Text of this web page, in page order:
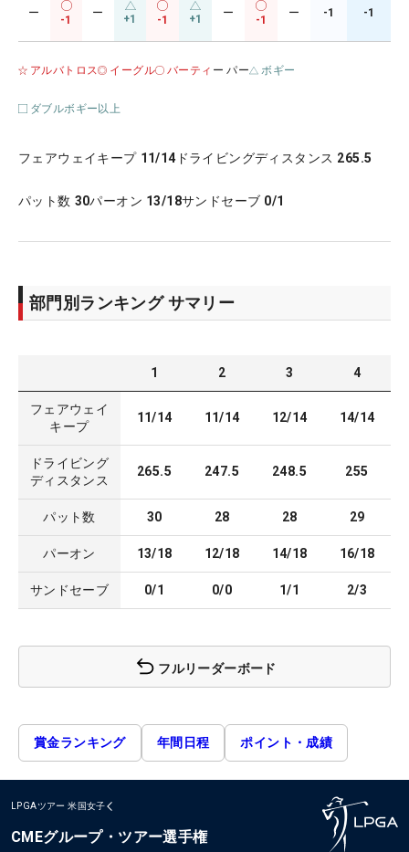
ー
-1
ー +1 -1 +1 ー
-1
ー -1 -1
アルバトロス イーグル バーティ ー パー ボギー
ダブルボギー以上
フェアウェイキープ 11/14 ドライビングディスタンス 265.5
パット数 30パーオン 13/18サンドセーブ 0/1
部門別ランキング サマリー
1 2 3 4
フェアウェイ
キープ
11/14 11/14 12/14 14/14
ドライビング
ディスタンス
265.5 247.5 248.5 255
パット数 30 28 28 29
パーオン 13/18 12/18 14/18 16/18
サンドセーブ 0/1 0/0 1/1 2/3
フルリーダーボード
賞金ランキング 年間日程 ポイント・成績
LPGAツアー 米国女子
CMEグループ・ツアー選手権